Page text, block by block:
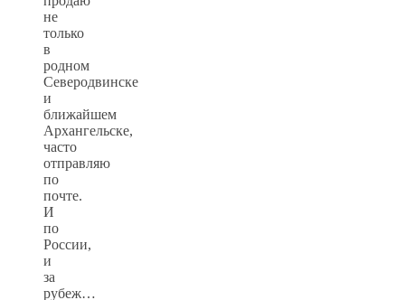
не
только
в
родном
Северодвинске
и
ближайшем
Архангельске,
часто
отправляю
по
почте.
И
по
России,
и
за
рубеж…